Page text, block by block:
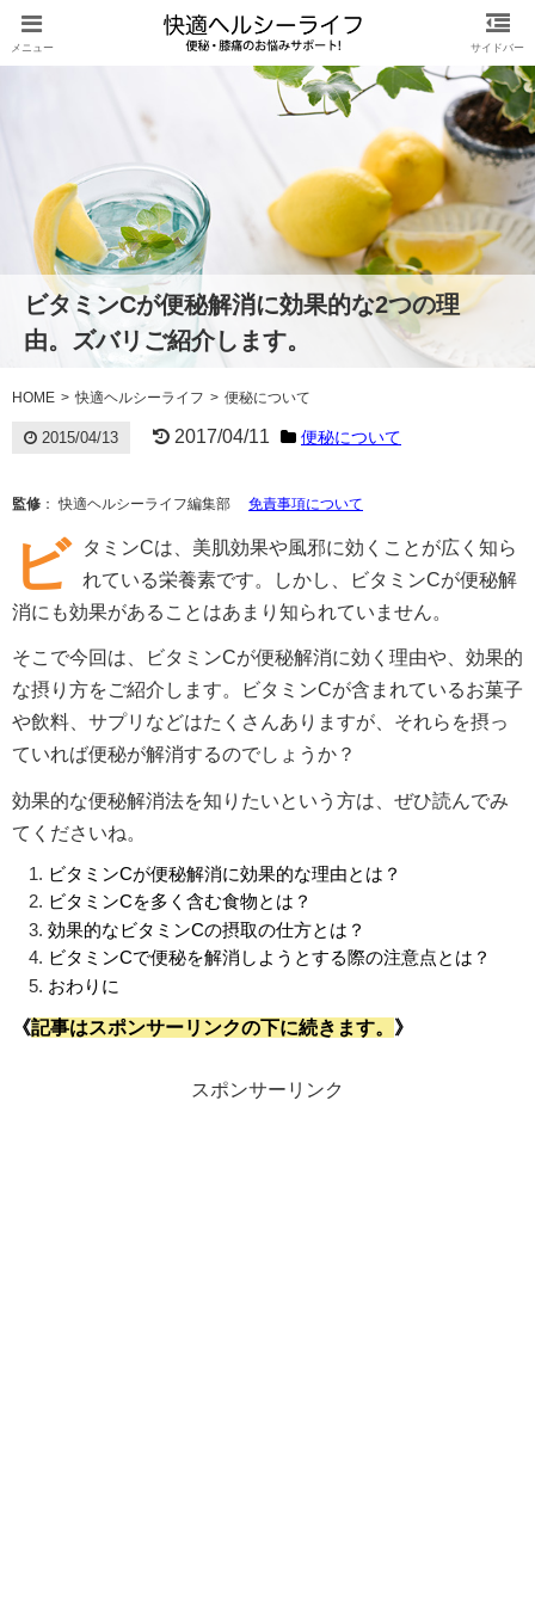
ビタミンCが便秘解消に効果的な2つの理
由。ズバリご紹介します。
HOME 快適ヘルシーライフ 便秘について
2015/04/13 2017/04/11 便秘について
監修 ： 快適ヘルシーライフ編集部 免責事項について
ビ
タミンCは、美肌効果や風邪に効くことが広く知ら
れている栄養素です。しかし、ビタミンCが便秘解
消にも効果があることはあまり知られていません。
そこで今回は、ビタミンCが便秘解消に効く理由や、効果的
な摂り方をご紹介します。ビタミンCが含まれているお菓子
や飲料、サプリなどはたくさんありますが、それらを摂っ
ていれば便秘が解消するのでしょうか？
効果的な便秘解消法を知りたいという方は、ぜひ読んでみ
てくださいね。
ビタミンCが便秘解消に効果的な理由とは？
ビタミンCを多く含む食物とは？
効果的なビタミンCの摂取の仕方とは？
ビタミンCで便秘を解消しようとする際の注意点とは？
おわりに
《記事はスポンサーリンクの下に続きます。 》
スポンサーリンク